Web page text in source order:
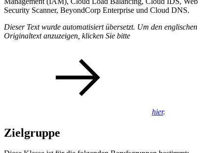
Security Scanner, BeyondCorp Enterprise und Cloud DNS.
Dieser Text wurde automatisiert übersetzt. Um den englischen
Originaltext anzuzeigen, klicken Sie bitte
hier.
Zielgruppe